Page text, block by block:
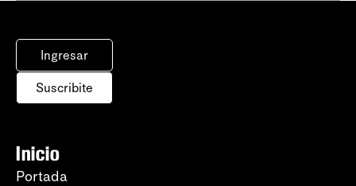
Ingresar
Suscribite
Inicio
Portada